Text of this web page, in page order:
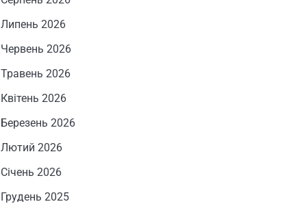
Липень 2026
Червень 2026
Травень 2026
Квітень 2026
Березень 2026
Лютий 2026
Січень 2026
Грудень 2025